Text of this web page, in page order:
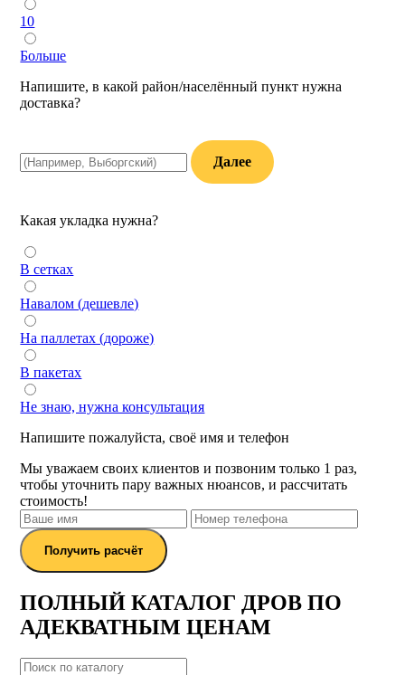
10
Больше
Напишите, в какой район/населённый пункт нужна
доставка?
Далее
Какая укладка нужна?
В сетках
Навалом (дешевле)
На паллетах (дороже)
В пакетах
Не знаю, нужна консультация
Напишите пожалуйста, своё имя и телефон
Мы уважаем своих клиентов и позвоним только 1 раз,
чтобы уточнить пару важных нюансов, и рассчитать
стоимость!
Получить расчёт
ПОЛНЫЙ КАТАЛОГ ДРОВ ПО
АДЕКВАТНЫМ ЦЕНАМ